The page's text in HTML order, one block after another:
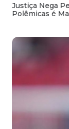
Justiça Nega
Polêmicas é